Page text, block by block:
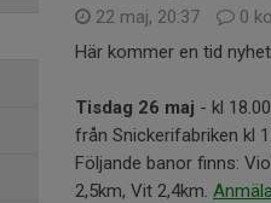
22 maj, 20:37
0
Här kommer en tid
Tisdag 26 maj - kl
från Snickerifabriken kl
Följande banor finns:
2,5km, Vit 2,4km.